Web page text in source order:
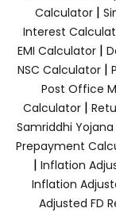
Calculator|
Interest
EMI Calculator|
NSC Calculator|
Post Office
Calculator|
Samriddhi
Prepayment
| Inflation
Inflation
Adjusted FD